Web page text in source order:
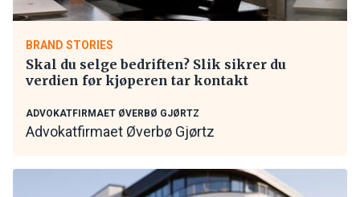
BRAND STORIES
Skal du selge bedriften? Slik sikrer du
verdien før kjøperen tar kontakt
ADVOKATFIRMAET ØVERBØ GJØRTZ
Advokatfirmaet Øverbø Gjørtz